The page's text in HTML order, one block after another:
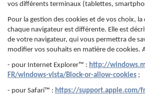
vos différents terminaux (tablettes,
Pour la gestion des cookies et de vos choix,
chaque navigateur est différente. Elle est
de votre navigateur, qui vous permettra de
modifier vos souhaits en matière de cookies.
- pour Internet Explorer™ : http://
FR/windows-vista/Block-or-allow-cookies ;
- pour Safari™ : https://support.apple.com/